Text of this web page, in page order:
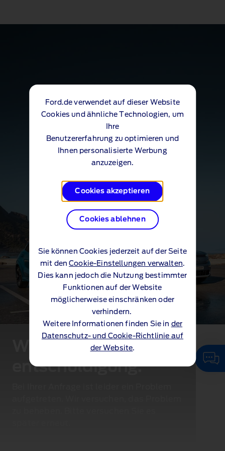
Ford.de verwendet auf dieser Website
Cookies und ähnliche Technologien, um
Ihre
Benutzererfahrung zu optimieren und
Ihnen personalisierte Werbung
anzuzeigen.
Cookies akzeptieren
Cookies ablehnen
Sie können Cookies jederzeit auf der Seite
mit denCookie-Einstellungen verwalten.
Dies kann jedoch die Nutzung bestimmter
Funktionen auf der Website
möglicherweise einschränken oder
verhindern.
Weitere Informationen finden Sie in der
Datenschutz- und Cookie-Richtlinie auf
der Website.
Wir bitten um
entschuldigung.